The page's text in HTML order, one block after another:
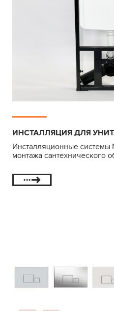
ИНСТАЛЛЯЦИЯ ДЛЯ
Инсталляционные системы
монтажа сантехнического